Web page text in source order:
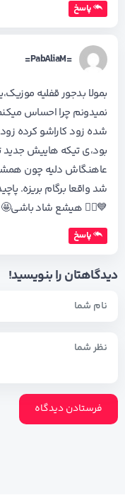
پاسخ
=PabAliaM=
بمولا بدجور قفلیه
نمیدونم چرا احساس
شده زود کاراشو کرده
بود،ی تیکه هاییش جدید
عاهنگاش دلیه چون
شد واقعا برگام بریزه.
💙🚶‍♂️ هیشع شاد باشی🤩
پاسخ
دیدگاهتان را بنویسید!